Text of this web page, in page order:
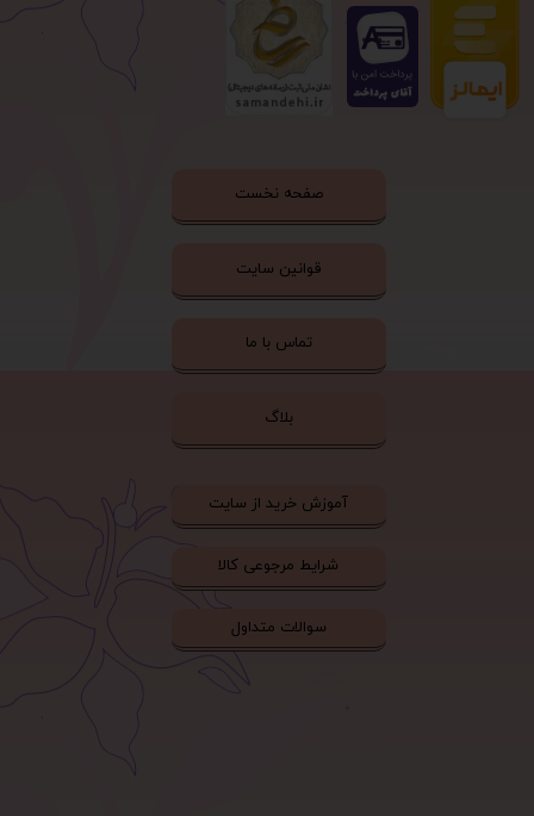
صفحه نخست
قوانین سایت
تماس با ما
بلاگ
آموزش خرید از سایت
شرایط مرجوعی کالا
سوالات متداول